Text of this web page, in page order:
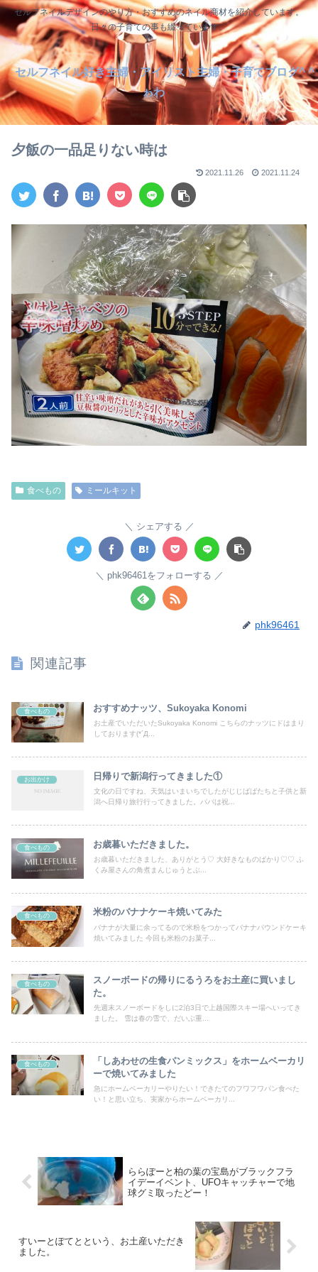
セルフネイルデザインのやり方・おすすめのネイル商材を紹介しています。
日々の子育ての事も綴っています。
セルフネイル好き主婦・アイリスト主婦・子育てブログ^ ^
ゎわ
夕飯の一品足りない時は
2021.11.26 2021.11.24
食べもの ミールキット
シェアする
phk96461をフォローする
phk96461
関連記事
食べもの おすすめナッツ、Sukoyaka Konomi
お土産でいただいたSukoyaka Konomi こちらのナッツにドはまり
しております(*´Д...
お出かけ 日帰りで新潟行ってきました①
文化の日ですね、天気はいまいちでしたがじじばばたちと子供と新
潟へ日帰り旅行行ってきました。パパは祝...
食べもの お歳暮いただきました。
お歳暮いただきました、ありがとう♡ 大好きなものばかり♡♡ ふ
くみ屋さんの角煮まんじゅうとぶ...
食べもの 米粉のバナナケーキ焼いてみた
バナナが大量に余ってるので米粉をつかってバナナパウンドケーキ
焼いてみました 今回も米粉のお菓子...
食べもの
スノーボードの帰りにるうろをお土産に買いまし
た。
先週末スノーボードをしに2泊3日で上越国際スキー場へいってき
ました。 雪は春の雪で、だいぶ重...
食べもの
「しあわせの生食パンミックス」をホームベーカリ
ーで焼いてみました
急にホームベーカリーやりたい！できたてのフワフワパン食べた
い！と思い立ち、実家からホームベーカリ...
ららぽーと柏の葉の宝島がブラックフラ
イデーイベント、UFOキャッチャーで地
球グミ取ったどー！
すいーとぽてとという、お土産いただき
ました。